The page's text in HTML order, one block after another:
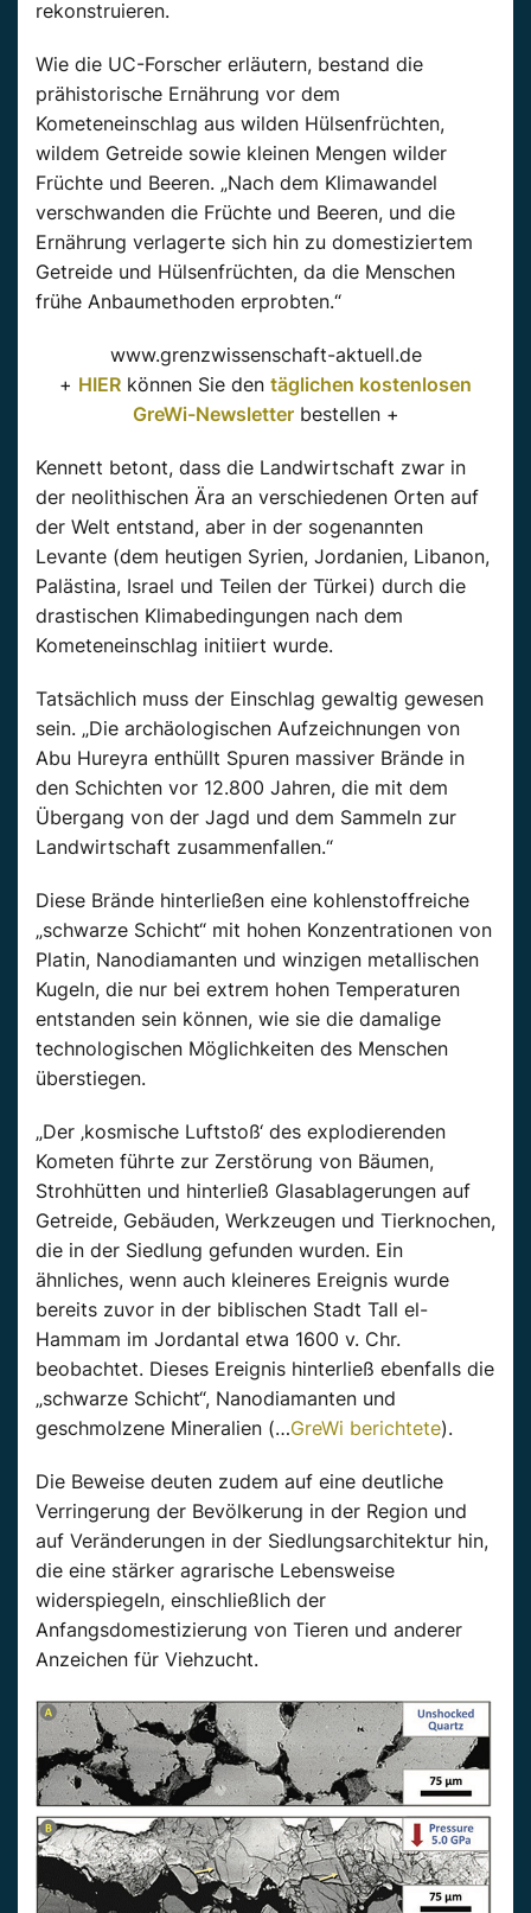
rekonstruieren.
Wie die UC-Forscher erläutern, bestand die
prähistorische Ernährung vor dem
Kometeneinschlag aus wilden Hülsenfrüchten,
wildem Getreide sowie kleinen Mengen wilder
Früchte und Beeren. „Nach dem Klimawandel
verschwanden die Früchte und Beeren, und die
Ernährung verlagerte sich hin zu domestiziertem
Getreide und Hülsenfrüchten, da die Menschen
frühe Anbaumethoden erprobten.“
www.grenzwissenschaft-aktuell.de
+ HIER können Sie den täglichen kostenlosen
GreWi-Newsletterbestellen +
Kennett betont, dass die Landwirtschaft zwar in
der neolithischen Ära an verschiedenen Orten auf
der Welt entstand, aber in der sogenannten
Levante (dem heutigen Syrien, Jordanien, Libanon,
Palästina, Israel und Teilen der Türkei) durch die
drastischen Klimabedingungen nach dem
Kometeneinschlag initiiert wurde.
Tatsächlich muss der Einschlag gewaltig gewesen
sein. „Die archäologischen Aufzeichnungen von
Abu Hureyra enthüllt Spuren massiver Brände in
den Schichten vor 12.800 Jahren, die mit dem
Übergang von der Jagd und dem Sammeln zur
Landwirtschaft zusammenfallen.“
Diese Brände hinterließen eine kohlenstoffreiche
„schwarze Schicht“ mit hohen Konzentrationen von
Platin, Nanodiamanten und winzigen metallischen
Kugeln, die nur bei extrem hohen Temperaturen
entstanden sein können, wie sie die damalige
technologischen Möglichkeiten des Menschen
überstiegen.
„Der ‚kosmische Luftstoß‘ des explodierenden
Kometen führte zur Zerstörung von Bäumen,
Strohhütten und hinterließ Glasablagerungen auf
Getreide, Gebäuden, Werkzeugen und Tierknochen,
die in der Siedlung gefunden wurden. Ein
ähnliches, wenn auch kleineres Ereignis wurde
bereits zuvor in der biblischen Stadt Tall el-
Hammam im Jordantal etwa 1600 v. Chr.
beobachtet. Dieses Ereignis hinterließ ebenfalls die
„schwarze Schicht“, Nanodiamanten und
geschmolzene Mineralien (…GreWi berichtete).
Die Beweise deuten zudem auf eine deutliche
Verringerung der Bevölkerung in der Region und
auf Veränderungen in der Siedlungsarchitektur hin,
die eine stärker agrarische Lebensweise
widerspiegeln, einschließlich der
Anfangsdomestizierung von Tieren und anderer
Anzeichen für Viehzucht.